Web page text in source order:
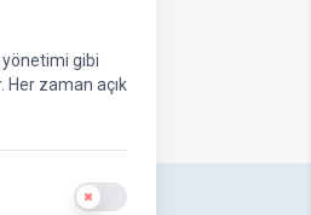
yönetimi gibi
Her zaman açık
Use setting